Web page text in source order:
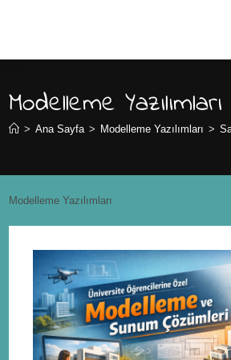
Modelleme Yazılımları
> Ana Sayfa > Modelleme Yazılımları >
Modelleme Yazılımları